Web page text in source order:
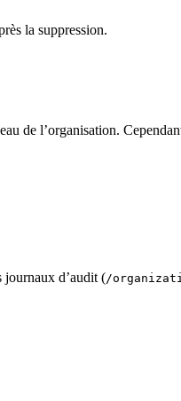
la suppression.
de l’organisation.
journaux d’audit (/